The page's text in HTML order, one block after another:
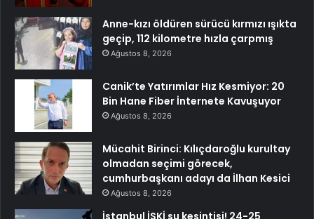
Anne-kızı öldüren sürücü kırmızı ışıkta
geçip, 112 kilometre hızla çarpmış
Ağustos 8, 2026
Canik’te Yatırımlar Hız Kesmiyor: 20
Bin Hane Fiber İnternete Kavuşuyor
Ağustos 8, 2026
Mücahit Birinci: Kılıçdaroğlu kurultay
olmadan seçimi görecek,
cumhurbaşkanı adayı da İlhan Kesici
Ağustos 8, 2026
İstanbul İSKİ su kesintisi! 24-25